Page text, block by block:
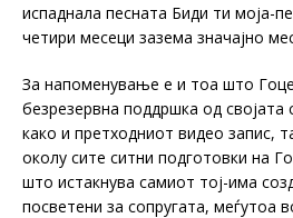
испаднала песната Биди ти моја-
четири месеци зазема значајно
За напоменување е и тоа што
безрезервна поддршка од својата
како и претходниот видео запис,
околу сите ситни подготовки на
што истакнува самиот тој-има
посветени за сопругата, меѓутоа